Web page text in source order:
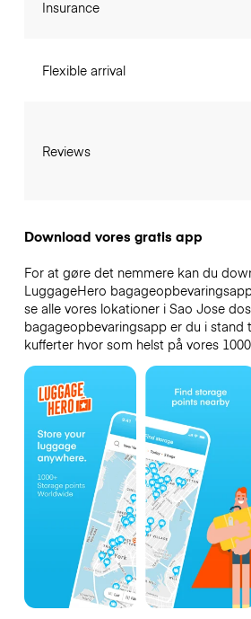
Insurance
Flexible arrival
Reviews
Download vores gratis app
For at gøre det nemmere kan du
LuggageHero
se alle vores lokationer i Sao Jose
bagageopbevaringsapp er du i stand
kufferter hvor som helst på vores